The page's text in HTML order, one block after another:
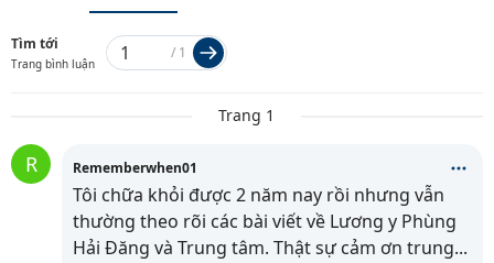
Tìm tới
Trang bình luận
/ 1
Trang 1
R Rememberwhen01
Tôi chữa khỏi được 2 năm nay rồi nhưng vẫn
thường theo rõi các bài viết về Lương y Phùng
Hải Đăng và Trung tâm. Thật sự cảm ơn trung...